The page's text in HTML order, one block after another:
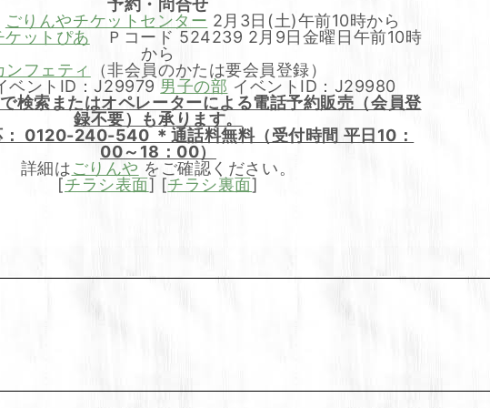
予約・問合せ
ごりんやチケットセンター 2月3日(土)午前10時から
ケットぴあ Ｐコード 524239 2月9日金曜日午前10時
から
ンフェティ
（非会員のかたは要会員登録）
ベントID：J29979 男子の部 イベントID：J29980
で検索またはオペレーターによる電話予約販売（会員登
録不要）も承ります。
： 0120-240-540 ＊通話料無料（受付時間 平日10：
00～18：00）
詳細はごりんや をご確認ください。
[チラシ表面] [チラシ裏面]